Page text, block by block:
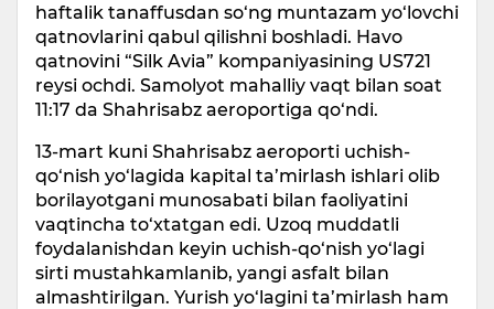
haftalik tanaffusdan so‘ng muntazam yo‘lovchi
qatnovlarini qabul qilishni boshladi. Havo
qatnovini “Silk Avia” kompaniyasining US721
reysi ochdi. Samolyot mahalliy vaqt bilan soat
11:17 da Shahrisabz aeroportiga qo‘ndi.
13-mart kuni Shahrisabz aeroporti uchish-
qo‘nish yo‘lagida kapital ta’mirlash ishlari olib
borilayotgani munosabati bilan faoliyatini
vaqtincha to‘xtatgan edi. Uzoq muddatli
foydalanishdan keyin uchish-qo‘nish yo‘lagi
sirti mustahkamlanib, yangi asfalt bilan
almashtirilgan. Yurish yo‘lagini ta’mirlash ham